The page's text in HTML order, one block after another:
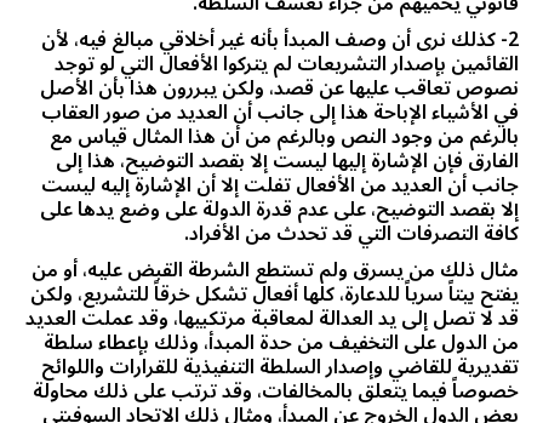
2- كذلك نرى أن وصف المبدأ بأنه غير أخلاقي مبالغ فيه، لأن
القائمين بإصدار التشريعات لم يتركوا الأفعال التي لو توجد
نصوص تعاقب عليها عن قصد، ولكن يبررون هذا بأن الأصل
في الأشياء الإباحة هذا إلى جانب أن العديد من صور العقاب
بالرغم من وجود النص وبالرغم من أن هذا المثال قياس مع
الفارق فإن الإشارة إليها ليست إلا بقصد التوضيح، هذا إلى
جانب أن العديد من الأفعال تفلت إلا أن الإشارة إليه ليست
إلا بقصد التوضيح، على عدم قدرة الدولة على وضع يدها على
كافة التصرفات التي قد تحدث من الأفراد.
مثال ذلك من يسرق ولم تستطع الشرطة القبض عليه، أو من
يفتح بيتاً سرياً للدعارة، كلها أفعال تشكل خرقاً للتشريع، ولكن
قد لا تصل إلى يد العدالة لمعاقبة مرتكبيها، وقد عملت العديد
من الدول على التخفيف من حدة المبدأ، وذلك بإعطاء سلطة
تقديرية للقاضي وإصدار السلطة التنفيذية للقرارات واللوائح
خصوصاً فيما يتعلق بالمخالفات، وقد ترتب على ذلك محاولة